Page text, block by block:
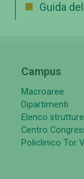
Guida
Campus
Macroaree
Dipartimenti
Elenco strutture
Centro
Policlinico Tor